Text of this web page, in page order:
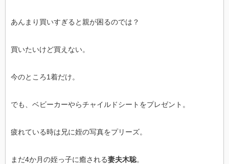
あんまり買いすぎると親が困るのでは？
買いたいけど買えない。
今のところ1着だけ。
でも、ベビーカーやらチャイルドシートをプレゼント。
疲れている時は兄に姪の写真をプリーズ。
まだ4か月の姪っ子に癒される妻夫木聡。